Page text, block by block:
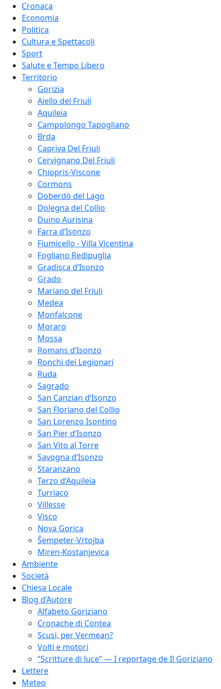
Cronaca
Economia
Politica
Cultura e Spettacoli
Sport
Salute e Tempo Libero
Territorio
Gorizia
Aiello del Friuli
Aquileia
Campolongo Tapogliano
Brda
Capriva Del Friuli
Cervignano Del Friuli
Chiopris-Viscone
Cormons
Doberdò del Lago
Dolegna del Collio
Duino Aurisina
Farra d‘Isonzo
Fiumicello - Villa Vicentina
Fogliano Redipuglia
Gradisca d‘Isonzo
Grado
Mariano del Friuli
Medea
Monfalcone
Moraro
Mossa
Romans d‘Isonzo
Ronchi dei Legionari
Ruda
Sagrado
San Canzian d‘Isonzo
San Floriano del Collio
San Lorenzo Isontino
San Pier d‘Isonzo
San Vito al Torre
Savogna d‘Isonzo
Staranzano
Terzo d‘Aquileia
Turriaco
Villesse
Visco
Nova Gorica
Šempeter-Vrtojba
Miren-Kostanjevica
Ambiente
Società
Chiesa Locale
Blog d’Autore
Alfabeto Goriziano
Cronache di Contea
Scusi, per Vermean?
Volti e motori
“Scritture di luce” — I reportage de Il Goriziano
Lettere
Meteo